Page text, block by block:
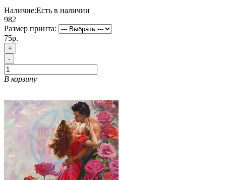
Наличие:Есть в наличии
982
Размер принта:
75р.
+
-
В корзину